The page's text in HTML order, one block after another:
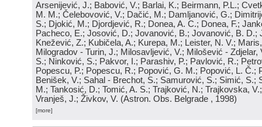
Arsenijević, J.; Babović, V.; Barlai, K.; Beirmann, P.L.;
M. M.; Čelebovović, V.; Dačić, M.; Damljanović, G.;
S.; Djokić, M.; Djordjević, R.; Donea, A. C.; Donea, F.;
Pacheco, E.; Josović, D.; Jovanović, B.; Jovanović, B. D.;
Knežević, Z.; Kubičela, A.; Kurepa, M.; Leister, N. V.;
Milogradov - Turin, J.; Milosavljević, V.; Milošević - Zdjelar,
S.; Ninković, S.; Pakvor, I.; Parashiv, P.; Pavlović, R.;
Popescu, P.; Popescu, R.; Popović, G. M.; Popović, L. Č.;
Benišek, V.; Sahal - Brechot, S.; Samurović, S.; Simić, S.;
M.; Tankosić, D.; Tomić, A. S.; Trajković, N.; Trajkovska,
Vranješ, J.; Živkov, V. (Astron. Obs. Belgrade , 1998)
[more]